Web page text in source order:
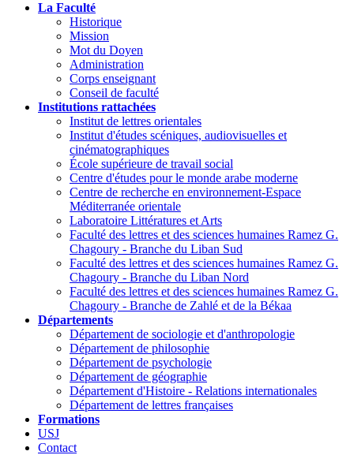
La Faculté
Historique
Mission
Mot du Doyen
Administration
Corps enseignant
Conseil de faculté
Institutions rattachées
Institut de lettres orientales
Institut d'études scéniques, audiovisuelles et
cinématographiques
École supérieure de travail social
Centre d'études pour le monde arabe moderne
Centre de recherche en environnement-Espace
Méditerranée orientale
Laboratoire Littératures et Arts
Faculté des lettres et des sciences humaines Ramez G.
Chagoury - Branche du Liban Sud
Faculté des lettres et des sciences humaines Ramez G.
Chagoury - Branche du Liban Nord
Faculté des lettres et des sciences humaines Ramez G.
Chagoury - Branche de Zahlé et de la Békaa
Départements
Département de sociologie et d'anthropologie
Département de philosophie
Département de psychologie
Département de géographie
Département d'Histoire - Relations internationales
Département de lettres françaises
Formations
USJ
Contact